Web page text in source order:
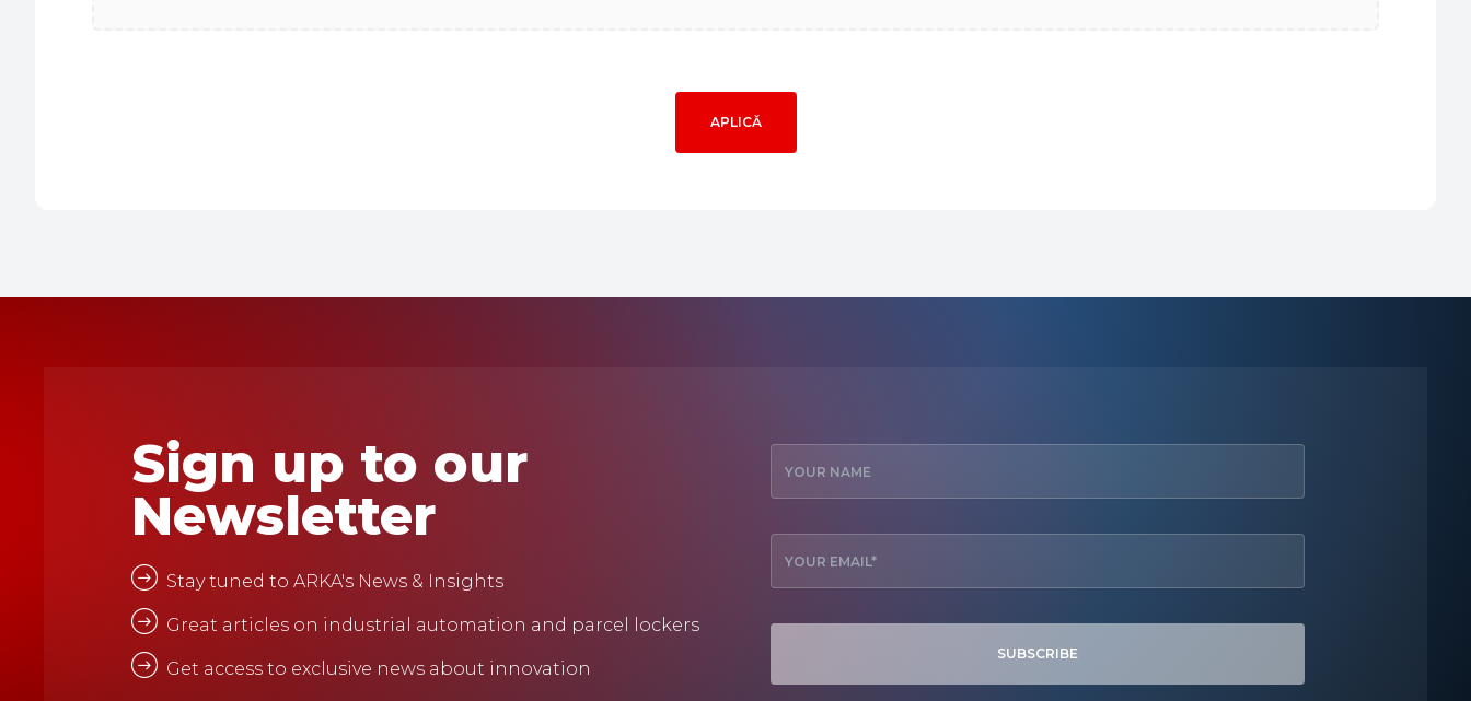
APLICĂ
Sign up to our
Newsletter
Stay tuned to ARKA's News & Insights
Great articles on industrial automation and parcel lockers
Get access to exclusive news about innovation
SUBSCRIBE